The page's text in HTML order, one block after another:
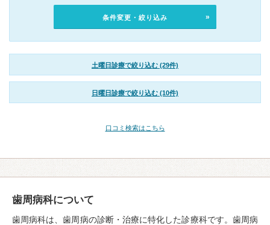
条件変更・絞り込み
土曜日診療で絞り込む (29件)
日曜日診療で絞り込む (10件)
口コミ検索はこちら
歯周病科について
歯周病科は、歯周病の診断・治療に特化した診療科です。歯周病